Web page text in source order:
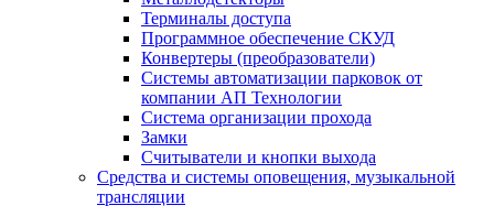
Терминалы доступа
Программное обеспечение СКУД
Конвертеры (преобразователи)
Системы автоматизации парковок от
компании АП Технологии
Система организации прохода
Замки
Считыватели и кнопки выхода
Средства и системы оповещения, музыкальной
трансляции